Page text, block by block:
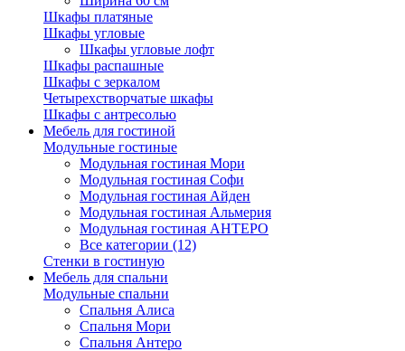
Шкафы платяные
Шкафы угловые
Шкафы угловые лофт
Шкафы распашные
Шкафы с зеркалом
Четырехстворчатые шкафы
Шкафы с антресолью
Мебель для гостиной
Модульные гостиные
Модульная гостиная Мори
Модульная гостиная Софи
Модульная гостиная Айден
Модульная гостиная Альмерия
Модульная гостиная АНТЕРО
Все категории (12)
Стенки в гостиную
Мебель для спальни
Модульные спальни
Спальня Алиса
Спальня Мори
Спальня Антеро